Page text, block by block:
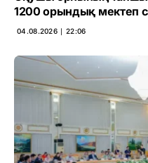
1200 орындық мектеп
04.08.2026 ∣ 22:06